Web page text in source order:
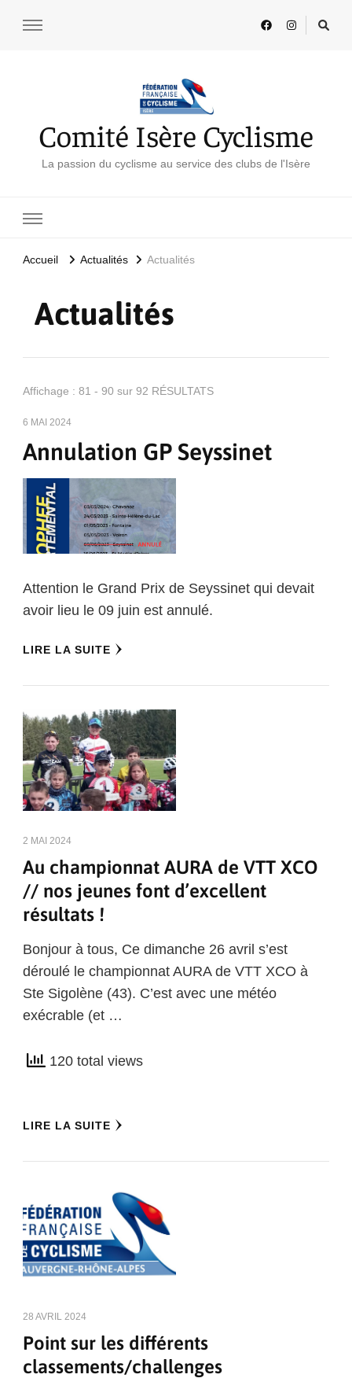
Comité Isère Cyclisme
La passion du cyclisme au service des clubs de l'Isère
Accueil Actualités Actualités
Actualités
Affichage : 81 - 90 sur 92 RÉSULTATS
6 MAI 2024
Annulation GP Seyssinet
Attention le Grand Prix de Seyssinet qui devait
avoir lieu le 09 juin est annulé.
LIRE LA SUITE
2 MAI 2024
Au championnat AURA de VTT XCO
// nos jeunes font d’excellent
résultats !
Bonjour à tous, Ce dimanche 26 avril s’est
déroulé le championnat AURA de VTT XCO à
Ste Sigolène (43). C’est avec une météo
exécrable (et …
120 total views
LIRE LA SUITE
28 AVRIL 2024
Point sur les différents
classements/challenges